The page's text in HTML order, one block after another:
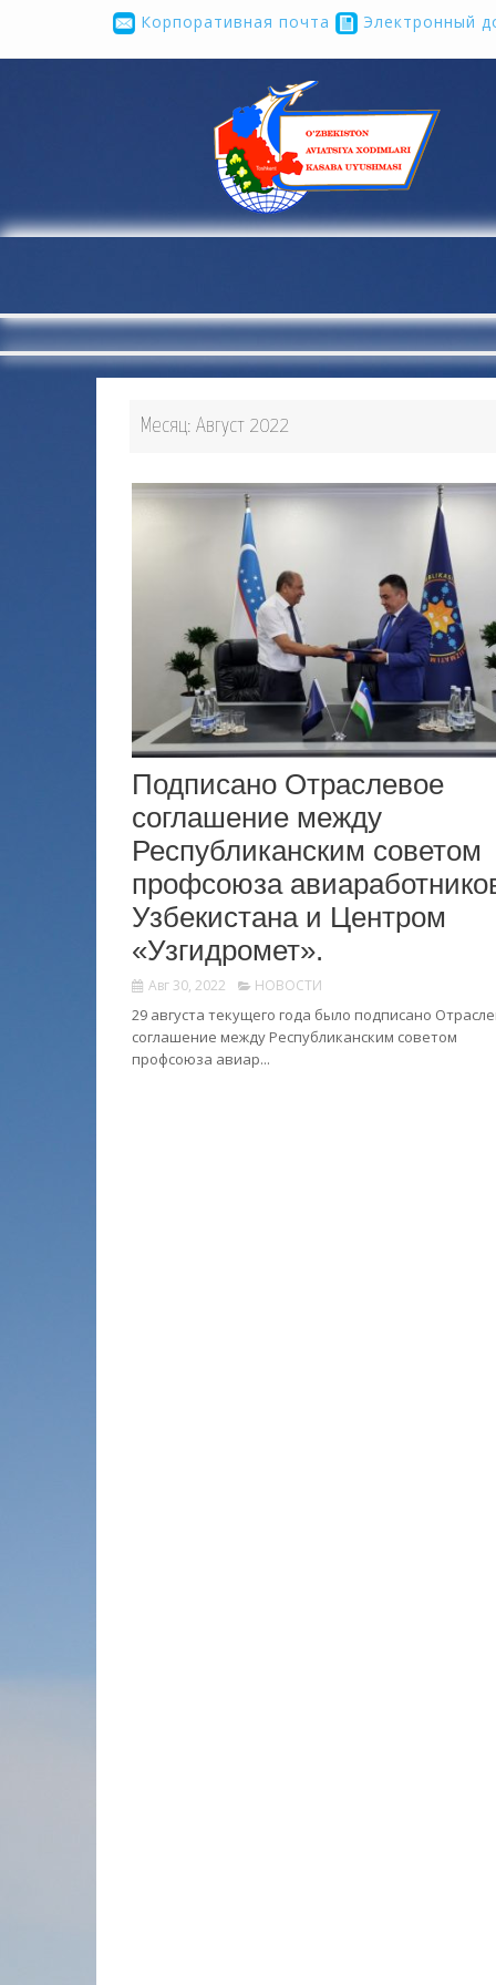
Корпоративная почта Электронный
Месяц: Август 2022
Подписано Отраслевое
соглашение между
Республиканским советом
профсоюза
Узбекистана и Центром
«Узгидромет».
Авг 30, 2022 НОВОСТИ
29 августа текущего года было подписано
соглашение между Республиканским советом
профсоюза авиар...